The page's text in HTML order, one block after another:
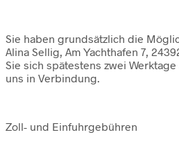
Sie haben grundsätzlich die
Alina Sellig, Am Yachthafen 7,
Sie sich spätestens zwei
uns in Verbindung.
Zoll- und Einfuhrgebühren